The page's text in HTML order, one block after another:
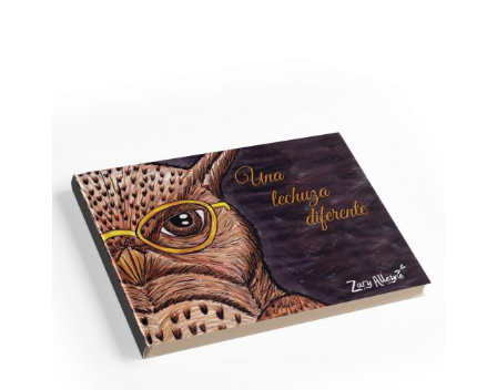
SELECCIONAR OPCIONES
/
DETAILS